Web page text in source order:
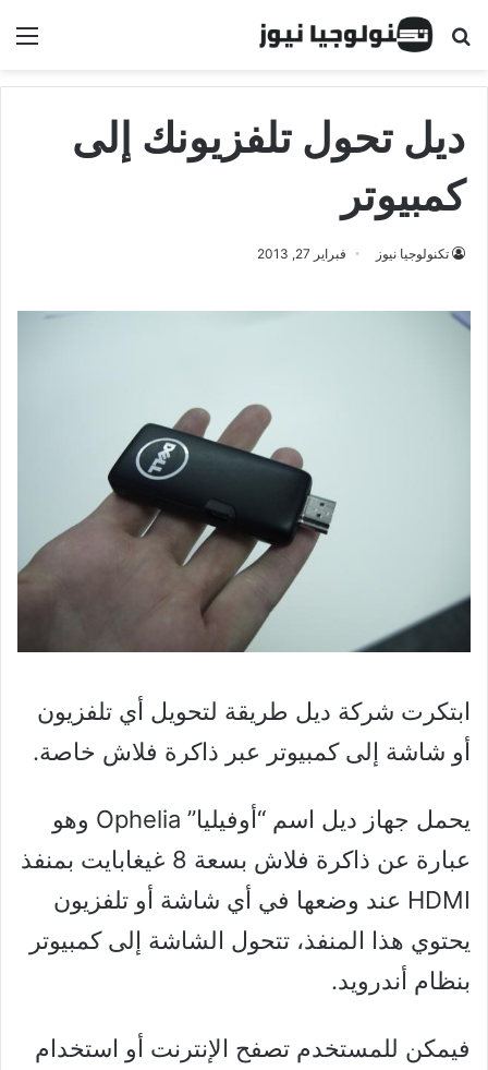
البحث عن
ديل تحول تلفزيونك إلى
كمبيوتر
تكنولوجيا نيوز فبراير 27, 2013
ابتكرت شركة ديل طريقة لتحويل أي تلفزيون
أو شاشة إلى كمبيوتر عبر ذاكرة فلاش خاصة.
يحمل جهاز ديل اسم “أوفيليا” Ophelia وهو
عبارة عن ذاكرة فلاش بسعة 8 غيغابايت بمنفذ
HDMI عند وضعها في أي شاشة أو تلفزيون
يحتوي هذا المنفذ، تتحول الشاشة إلى كمبيوتر
بنظام أندرويد.
فيمكن للمستخدم تصفح الإنترنت أو استخدام